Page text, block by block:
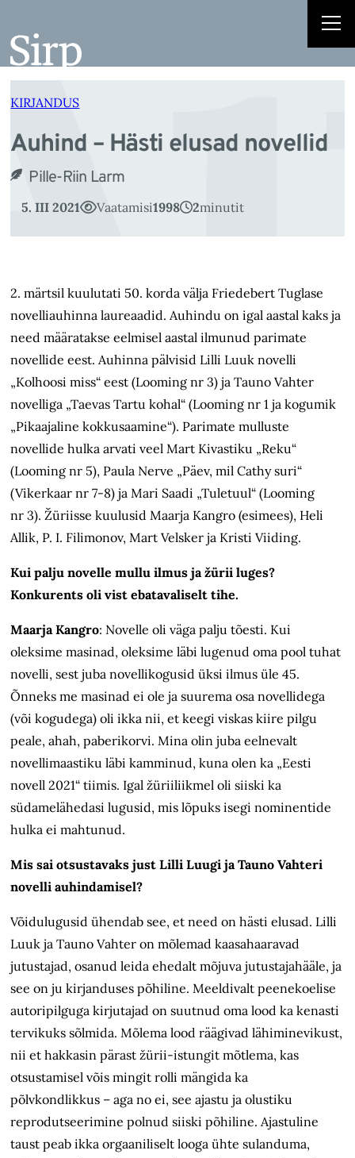
juurde
KIRJANDUS
Auhind – Hästi elusad novellid
Pille-Riin Larm
5. III 2021 Vaatamisi1998 2minutit
2. märtsil kuulutati 50. korda välja Friedebert Tuglase
novelliauhinna laureaadid. Auhindu on igal aastal kaks ja
need määratakse eelmisel aastal ilmunud parimate
novellide eest. Auhinna pälvisid Lilli Luuk novelli
„Kolhoosi miss“ eest (Looming nr 3) ja Tauno Vahter
novelliga „Taevas Tartu kohal“ (Looming nr 1 ja kogumik
„Pikaajaline kokkusaamine“). Parimate mulluste
novellide hulka arvati veel Mart Kivastiku „Reku“
(Looming nr 5), Paula Nerve „Päev, mil Cathy suri“
(Vikerkaar nr 7-8) ja Mari Saadi „Tuletuul“ (Looming
nr 3).Žüriisse kuulusid Maarja Kangro (esimees), Heli
Allik, P. I. Filimonov, Mart Velsker ja Kristi Viiding.
Kui palju novelle mullu ilmus ja žürii luges?
Konkurents oli vist ebatavaliselt tihe.
Maarja Kangro: Novelle oli väga palju tõesti. Kui
oleksime masinad, oleksime läbi lugenud oma pool tuhat
novelli, sest juba novellikogusid üksi ilmus üle 45.
Õnneks me masinad ei ole ja suurema osa novellidega
(või kogudega) oli ikka nii, et keegi viskas kiire pilgu
peale, ahah, paberikorvi. Mina olin juba eelnevalt
novellimaastiku läbi kamminud, kuna olen ka „Eesti
novell 2021“ tiimis. Igal žüriiliikmel oli siiski ka
südamelähedasi lugusid, mis lõpuks isegi nominentide
hulka ei mahtunud.
Mis sai otsustavaks just Lilli Luugi ja Tauno Vahteri
novelli auhindamisel?
Võidulugusid ühendab see, et need on hästi elusad. Lilli
Luuk ja Tauno Vahter on mõlemad kaasahaaravad
jutustajad, osanud leida ehedalt mõjuva jutustajahääle, ja
see on ju kirjanduses põhiline. Meeldivalt peenekoelise
autoripilguga kirjutajad on suutnud oma lood ka kenasti
tervikuks sõlmida. Mõlema lood räägivad lähiminevikust,
nii et hakkasin pärast žürii-istungit mõtlema, kas
otsustamisel võis mingit rolli mängida ka
põlvkondlikkus – aga no ei, see ajastu ja olustiku
reprodutseerimine polnud siiski põhiline. Ajastuline
taust peab ikka orgaaniliselt looga ühte sulanduma,